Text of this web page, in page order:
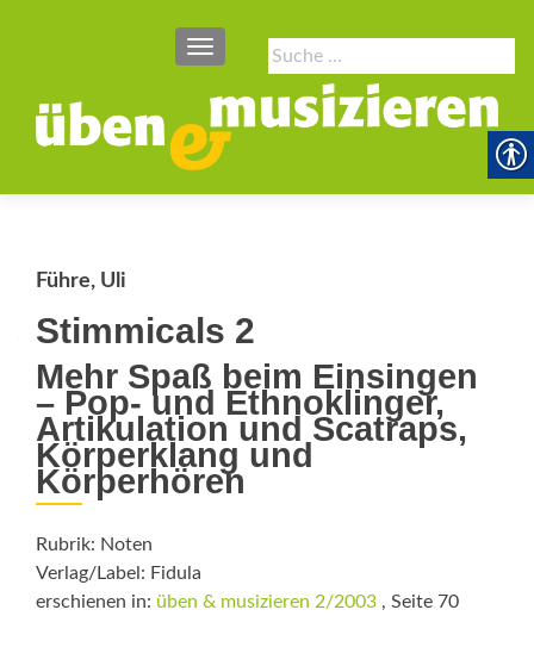
Suche
nach:
SCHALTE NAVIGATION
Führe, Uli
Stimmicals 2
Mehr Spaß beim Einsingen
– Pop- und Ethnoklinger,
Artikulation und Scatraps,
Körperklang und
Körperhören
Rubrik: Noten
Verlag/Label: Fidula
erschienen in: üben & musizieren 2/2003 , Seite 70